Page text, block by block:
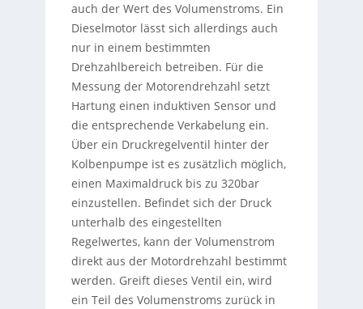
auch der Wert des Volumenstroms. Ein
Dieselmotor lässt sich allerdings auch
nur in einem bestimmten
Drehzahlbereich betreiben. Für die
Messung der Motorendrehzahl setzt
Hartung einen induktiven Sensor und
die entsprechende Verkabelung ein.
Über ein Druckregelventil hinter der
Kolbenpumpe ist es zusätzlich möglich,
einen Maximaldruck bis zu 320bar
einzustellen. Befindet sich der Druck
unterhalb des eingestellten
Regelwertes, kann der Volumenstrom
direkt aus der Motordrehzahl bestimmt
werden. Greift dieses Ventil ein, wird
ein Teil des Volumenstroms zurück in